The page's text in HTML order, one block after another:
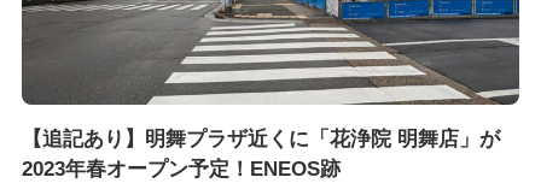
【追記あり】明舞プラザ近くに「花浄院 明舞店」が
2023年春オープン予定！ENEOS跡